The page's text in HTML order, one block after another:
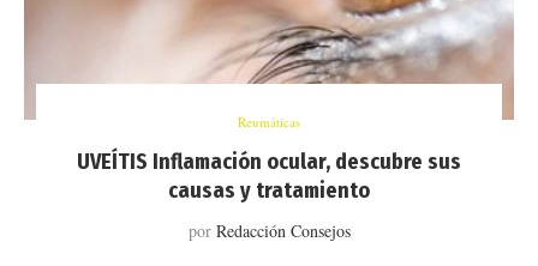
Reumáticas
UVEÍTIS Inflamación ocular, descubre sus
causas y tratamiento
por Redacción Consejos